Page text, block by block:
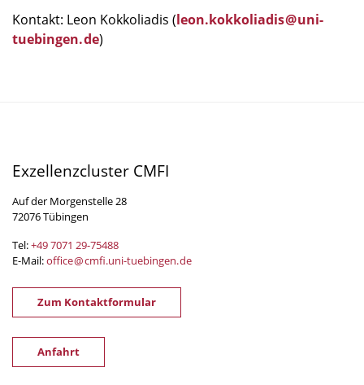
Kontakt: Leon Kokkoliadis (leon.kokkoliadis@uni-
tuebingen.de)
Exzellenzcluster CMFI
Auf der Morgenstelle 28
72076 Tübingen
Tel:+49 7071 29-75488
E-Mail:office@cmfi.uni-tuebingen.de
Zum Kontaktformular
Anfahrt